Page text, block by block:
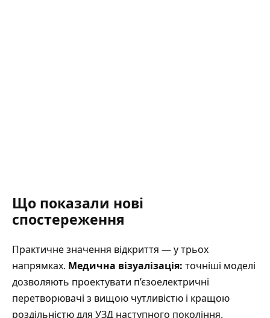
Що показали нові
спостереження
Практичне значення відкриття — у трьох
напрямках. Медична візуалізація: точніші моделі
дозволяють проектувати п’єзоелектричні
перетворювачі з вищою чутливістю і кращою
роздільністю для УЗД наступного покоління.